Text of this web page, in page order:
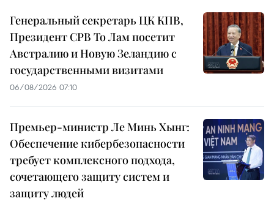
Генеральный секретарь ЦК КПВ,
Президент СРВ То Лам посетит
Австралию и Новую Зеландию с
государственными визитами
06/08/2026 07:10
Премьер-министр Ле Минь Хынг:
Обеспечение кибербезопасности
требует комплексного подхода,
сочетающего защиту систем и
защиту людей